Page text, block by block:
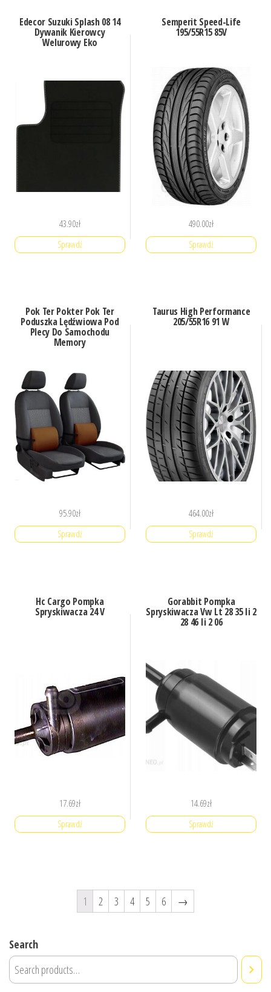
Edecor Suzuki Splash 08 14
Dywanik Kierowcy
Welurowy Eko
43.90zł
Sprawdź
Semperit Speed-Life
195/55R15 85V
490.00zł
Sprawdź
Pok Ter Pokter Pok Ter
Poduszka Lędźwiowa Pod
Plecy Do Samochodu
Memory
95.90zł
Sprawdź
Taurus High Performance
205/55R16 91 W
464.00zł
Sprawdź
Hc Cargo Pompka
Spryskiwacza 24 V
17.69zł
Sprawdź
Gorabbit Pompka
Spryskiwacza Vw Lt 28 35 Ii 2
28 46 Ii 2 06
14.69zł
Sprawdź
1 2 3 4 5 6 →
Search